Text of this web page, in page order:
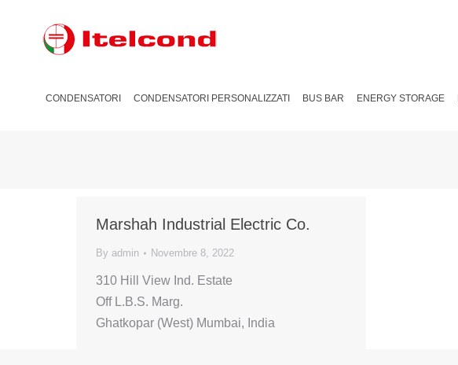
CONDENSATORI CONDENSATORI PERSONALIZZATI BUS BAR ENERGY STORAGE
Marshah Industrial Electric Co.
By admin Novembre 8, 2022
310 Hill View Ind. Estate
Off L.B.S. Marg.
Ghatkopar (West) Mumbai, India